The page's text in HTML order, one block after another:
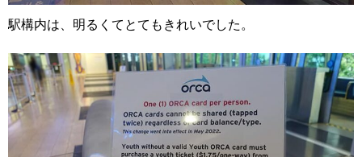
駅構内は、明るくてとてもきれいでした。